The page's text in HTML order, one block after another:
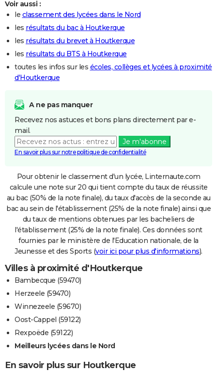
Voir aussi :
le classement des lycées dans le Nord
les résultats du bac à Houtkerque
les résultats du brevet à Houtkerque
les résultats du BTS à Houtkerque
toutes les infos sur les écoles, collèges et lycées à proximité
d'Houtkerque
A ne pas manquer
Recevez nos astuces et bons plans directement par e-
mail.
Je m'abonne
En savoir plus sur notre politique de confidentialité
Pour obtenir le classement d'un lycée, Linternaute.com
calcule une note sur 20 qui tient compte du taux de réussite
au bac (50% de la note finale), du taux d'accès de la seconde au
bac au sein de l'établissement (25% de la note finale) ainsi que
du taux de mentions obtenues par les bacheliers de
l'établissement (25% de la note finale). Ces données sont
fournies par le ministère de l'Education nationale, de la
Jeunesse et des Sports (voir ici pour plus d'informations).
Villes à proximité d'Houtkerque
Bambecque (59470)
Herzeele (59470)
Winnezeele (59670)
Oost-Cappel (59122)
Rexpoëde (59122)
Meilleurs lycées dans le Nord
En savoir plus sur Houtkerque